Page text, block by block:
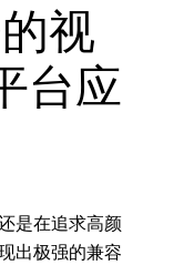
视
台应
是在追求高颜
出极强的兼容